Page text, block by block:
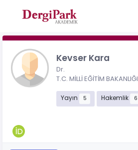
Kevser Kara
Dr.
T.C. MİLLİ EĞİTİM BAKANLIĞI
Yayın 5 Hakemlik 6